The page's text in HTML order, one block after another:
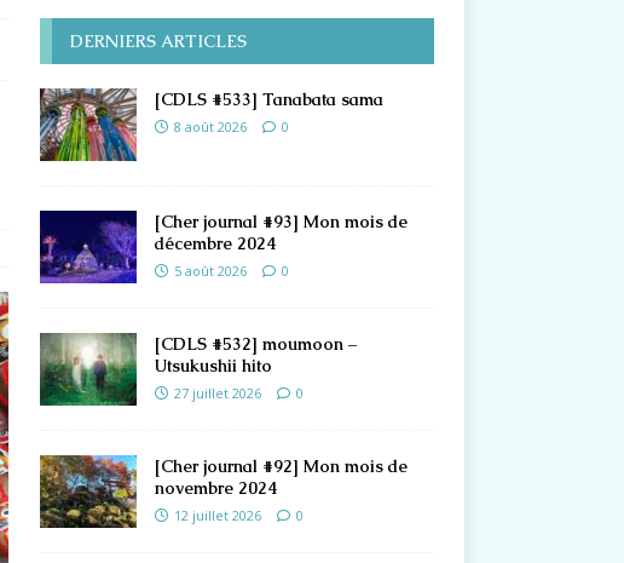
DERNIERS ARTICLES
[CDLS #533] Tanabata sama
8 août 2026 0
[Cher journal #93] Mon mois de
décembre 2024
5 août 2026 0
[CDLS #532] moumoon –
Utsukushii hito
27 juillet 2026 0
[Cher journal #92] Mon mois de
novembre 2024
12 juillet 2026 0